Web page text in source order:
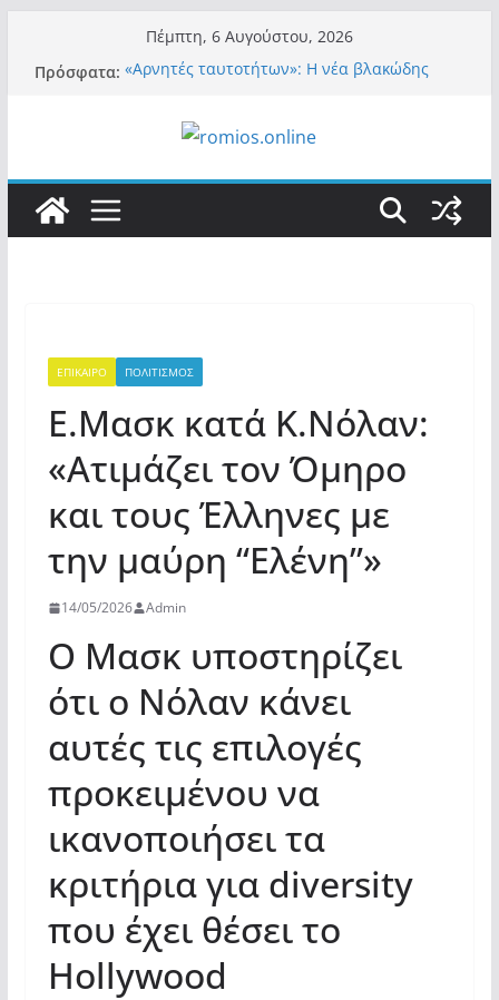
περιεχόμενο
Πέμπτη, 6 Αυγούστου, 2026
Πρόσφατα: «Αρνητές ταυτοτήτων»: Η νέα βλακώδης
Βόμβα: Με στήριξη Musk το νέο κόμμα
Κασιδιάρη – Οι ένοικοι του Μαξίμου σε
Ελλάδα
Σύρος: Βρετανίδα τουρίστρια έμεινε σε κώμα
42 ημέρες μετά από τσίμπημα τσιμπουριού!
ΕΠΙΚΑΙΡΟ ΠΟΛΙΤΙΣΜΟΣ
Ε.Μασκ κατά Κ.Νόλαν:
«Ατιμάζει τον Όμηρο
και τους Έλληνες με
την μαύρη “Ελένη”»
14/05/2026 Admin
Ο Μασκ υποστηρίζει
ότι ο Νόλαν κάνει
αυτές τις επιλογές
προκειμένου να
ικανοποιήσει τα
κριτήρια για diversity
που έχει θέσει το
Hollywood